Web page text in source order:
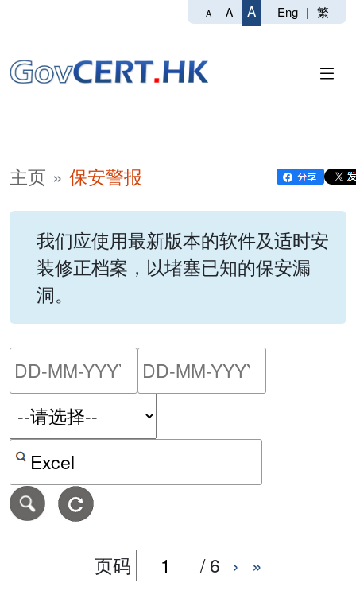
A A A Eng | 繁
主页 保安警报
我们应使用最新版本的软件及适时安
装修正档案，以堵塞已知的保安漏
洞。
请输入搜索日期范围的开
按关键字或 CVE ID 搜寻保安警报
页码 /6 › »